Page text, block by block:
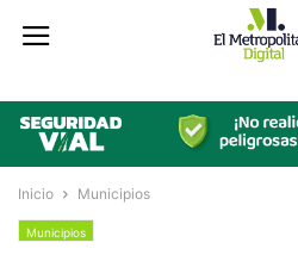
Inicio Municipios
Municipios